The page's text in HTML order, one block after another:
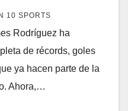
10 SPORTS
Rodríguez ha
de récords, goles
ya hacen parte de la
Ahora,…